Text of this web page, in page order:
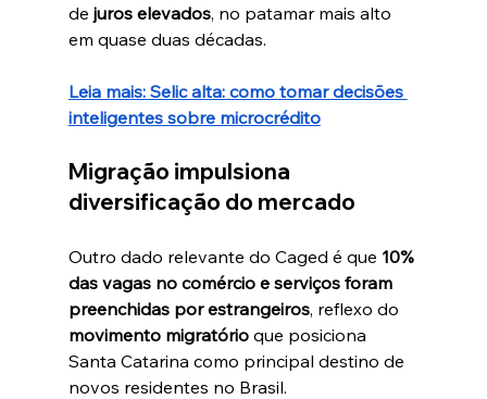
de juros elevados, no patamar mais alto
em quase duas décadas.
Leia mais: Selic alta: como tomar decisões
inteligentes sobre microcrédito
Migração impulsiona
diversificação do mercado
Outro dado relevante do Caged é que 10%
das vagas no comércio e serviços foram
preenchidas por estrangeiros, reflexo do
movimento migratório que posiciona
Santa Catarina como principal destino de
novos residentes no Brasil.